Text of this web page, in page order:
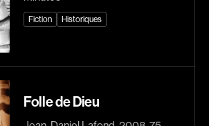
1990
2010
Fiction Historiques
Folle de Dieu